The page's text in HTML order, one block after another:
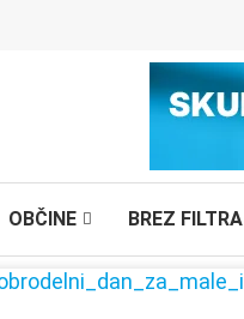
OBČINE BREZ FILTRA